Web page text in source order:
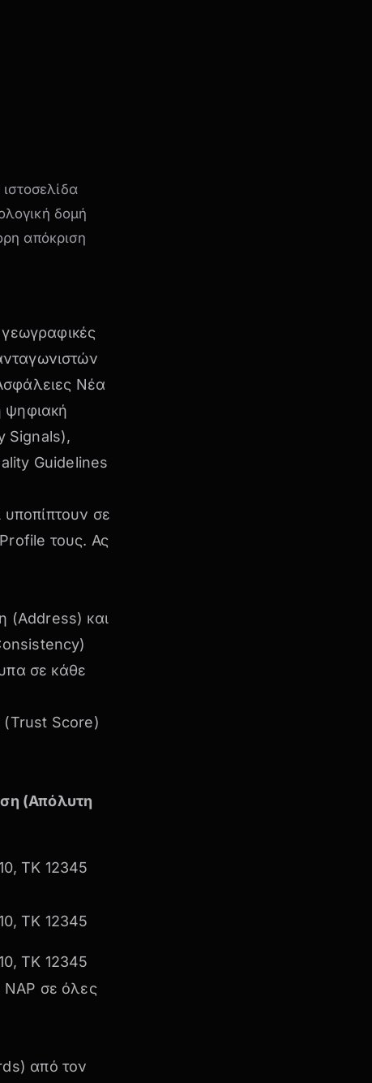
δομή
απόκριση
γεωγραφικές
Νέα
ψηφιακή
Signals),
Guidelines
σε
τους. Ας
(Address) και
σε κάθε
(Trust Score)
(Απόλυτη
ΤΚ 12345
ΤΚ 12345
ΤΚ 12345
NAP σε όλες
από τον